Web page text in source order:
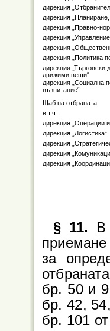
дирекция
дирекция
дирекция „Правно-
дирекция
дирекция
дирекция „Политика
дирекция
движими вещи“
дирекция „Социална
възпитание“
Щаб на отбраната
в т.ч.:
дирекция „Операции и
дирекция „Логистика“
дирекция
дирекция
дирекция
§ 11. В
за
бр. 50 и
бр. 42,
бр. 101